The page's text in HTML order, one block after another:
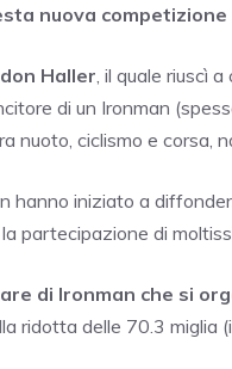
nuova
Haller , il quale riuscì
di un Ironman
nuoto, ciclismo e corsa,
hanno iniziato a
partecipazione di
di Ironman che si
ridotta delle 70.3 miglia